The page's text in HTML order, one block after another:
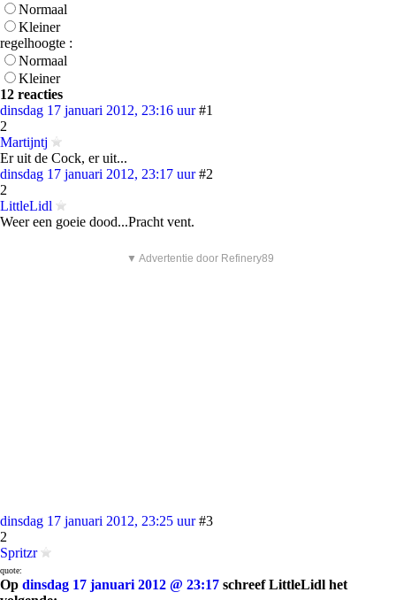
Normaal
Kleiner
regelhoogte :
Normaal
Kleiner
12 reacties
dinsdag 17 januari 2012, 23:16 uur #1
2
Martijntj
Er uit de Cock, er uit...
dinsdag 17 januari 2012, 23:17 uur #2
2
LittleLidl
Weer een goeie dood...Pracht vent.
▼ Advertentie door Refinery89
dinsdag 17 januari 2012, 23:25 uur #3
2
Spritzr
quote:
Op dinsdag 17 januari 2012 @ 23:17 schreef LittleLidl het